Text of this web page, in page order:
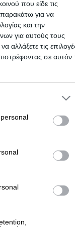
που είδε τις
παρακάτω για να
και την
για αυτούς τους
αλλάξετε τις
σε αυτόν
or more Google
but not limited to
data for below
- Armani -
- Missoni -
Αρχικά το
Σοφία.
της μόδας. Η
την λειτουργία